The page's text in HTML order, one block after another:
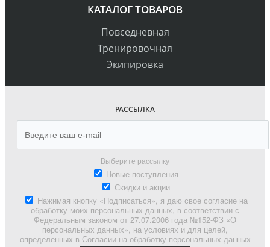
КАТАЛОГ ТОВАРОВ
Повседневная
Тренировочная
Экипировка
РАССЫЛКА
Выберите рассылку
Новые поступления
Скидки и акции
Нажимая кнопку «Подписаться», я даю свое согласие на
обработку моих персональных данных, в соответствии с
Федеральным законом от 27.07.2006 года №152-ФЗ «О
персональных данных», на условиях и для целей,
определенных в Согласии на обработку персональных данных